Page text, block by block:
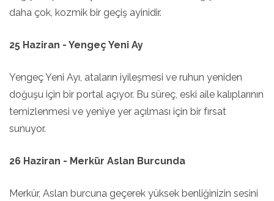
daha çok, kozmik bir geçiş ayinidir.
25 Haziran - Yengeç Yeni Ay
Yengeç Yeni Ayı, ataların iyileşmesi ve ruhun yeniden
doğuşu için bir portal açıyor. Bu süreç, eski aile kalıplarının
temizlenmesi ve yeniye yer açılması için bir fırsat
sunuyor.
26 Haziran - Merkür Aslan Burcunda
Merkür, Aslan burcuna geçerek yüksek benliğinizin sesini